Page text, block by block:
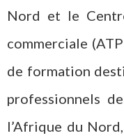
Nord et le
commerciale
de formation
professionnels
l’Afrique du